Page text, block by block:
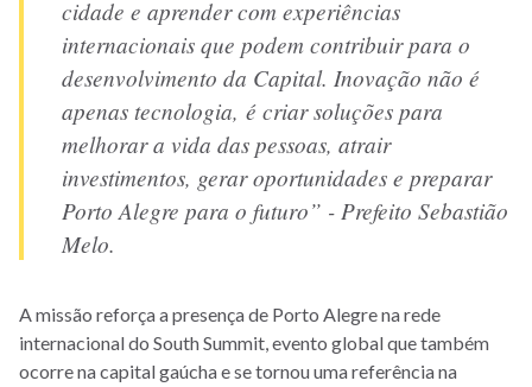
cidade e aprender com experiências
internacionais que podem contribuir para o
desenvolvimento da Capital. Inovação não é
apenas tecnologia, é criar soluções para
melhorar a vida das pessoas, atrair
investimentos, gerar oportunidades e preparar
Porto Alegre para o futuro” - Prefeito Sebastião
Melo.
A missão reforça a presença de Porto Alegre na rede
internacional do South Summit, evento global que também
ocorre na capital gaúcha e se tornou uma referência na